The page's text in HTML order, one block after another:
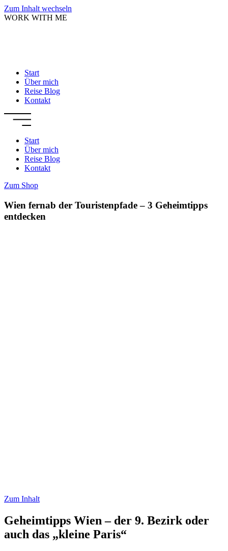
Zum Inhalt wechseln
WORK WITH ME
Start
Über mich
Reise Blog
Kontakt
Start
Über mich
Reise Blog
Kontakt
Zum Shop
Wien fernab der Touristenpfade – 3 Geheimtipps
entdecken
Zum Inhalt
Geheimtipps Wien – der 9. Bezirk oder
auch das „kleine Paris“